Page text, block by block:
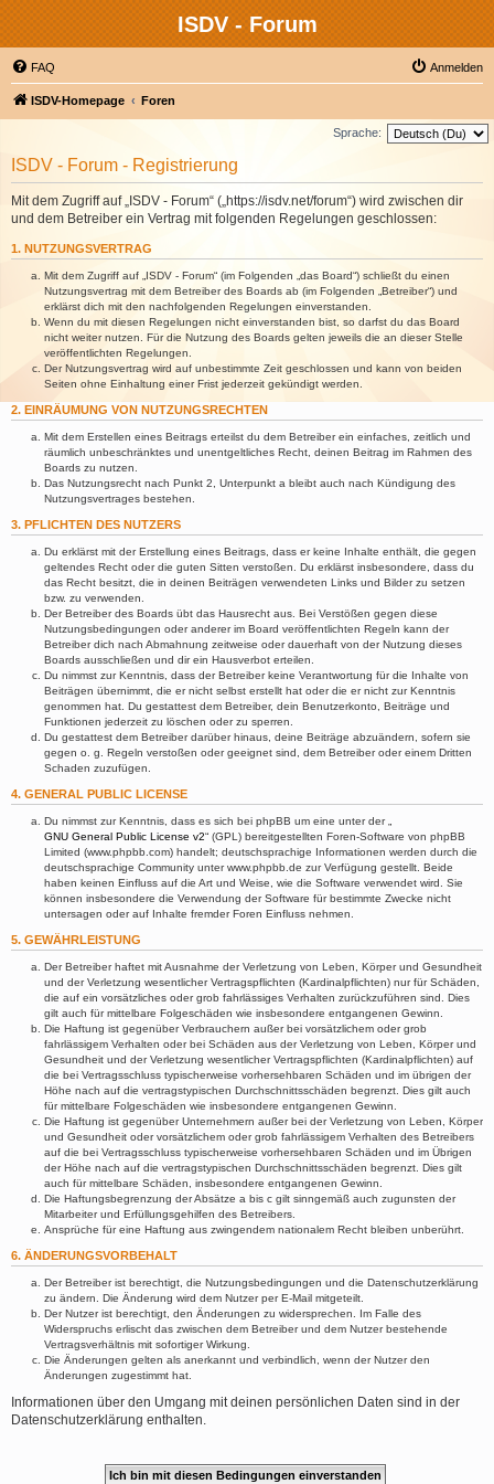
ISDV - Forum
FAQ Anmelden
ISDV-Homepage Foren
Sprache:
ISDV - Forum - Registrierung
Mit dem Zugriff auf „ISDV - Forum“ („https://isdv.net/forum“) wird zwischen dir
und dem Betreiber ein Vertrag mit folgenden Regelungen geschlossen:
1. NUTZUNGSVERTRAG
Mit dem Zugriff auf „ISDV - Forum“ (im Folgenden „das Board“) schließt du einen
Nutzungsvertrag mit dem Betreiber des Boards ab (im Folgenden „Betreiber“) und
erklärst dich mit den nachfolgenden Regelungen einverstanden.
Wenn du mit diesen Regelungen nicht einverstanden bist, so darfst du das Board
nicht weiter nutzen. Für die Nutzung des Boards gelten jeweils die an dieser Stelle
veröffentlichten Regelungen.
Der Nutzungsvertrag wird auf unbestimmte Zeit geschlossen und kann von beiden
Seiten ohne Einhaltung einer Frist jederzeit gekündigt werden.
2. EINRÄUMUNG VON NUTZUNGSRECHTEN
Mit dem Erstellen eines Beitrags erteilst du dem Betreiber ein einfaches, zeitlich und
räumlich unbeschränktes und unentgeltliches Recht, deinen Beitrag im Rahmen des
Boards zu nutzen.
Das Nutzungsrecht nach Punkt 2, Unterpunkt a bleibt auch nach Kündigung des
Nutzungsvertrages bestehen.
3. PFLICHTEN DES NUTZERS
Du erklärst mit der Erstellung eines Beitrags, dass er keine Inhalte enthält, die gegen
geltendes Recht oder die guten Sitten verstoßen. Du erklärst insbesondere, dass du
das Recht besitzt, die in deinen Beiträgen verwendeten Links und Bilder zu setzen
bzw. zu verwenden.
Der Betreiber des Boards übt das Hausrecht aus. Bei Verstößen gegen diese
Nutzungsbedingungen oder anderer im Board veröffentlichten Regeln kann der
Betreiber dich nach Abmahnung zeitweise oder dauerhaft von der Nutzung dieses
Boards ausschließen und dir ein Hausverbot erteilen.
Du nimmst zur Kenntnis, dass der Betreiber keine Verantwortung für die Inhalte von
Beiträgen übernimmt, die er nicht selbst erstellt hat oder die er nicht zur Kenntnis
genommen hat. Du gestattest dem Betreiber, dein Benutzerkonto, Beiträge und
Funktionen jederzeit zu löschen oder zu sperren.
Du gestattest dem Betreiber darüber hinaus, deine Beiträge abzuändern, sofern sie
gegen o. g. Regeln verstoßen oder geeignet sind, dem Betreiber oder einem Dritten
Schaden zuzufügen.
4. GENERAL PUBLIC LICENSE
Du nimmst zur Kenntnis, dass es sich bei phpBB um eine unter der „
GNU General Public License v2“ (GPL) bereitgestellten Foren-Software von phpBB
Limited (www.phpbb.com) handelt; deutschsprachige Informationen werden durch die
deutschsprachige Community unter www.phpbb.de zur Verfügung gestellt. Beide
haben keinen Einfluss auf die Art und Weise, wie die Software verwendet wird. Sie
können insbesondere die Verwendung der Software für bestimmte Zwecke nicht
untersagen oder auf Inhalte fremder Foren Einfluss nehmen.
5. GEWÄHRLEISTUNG
Der Betreiber haftet mit Ausnahme der Verletzung von Leben, Körper und Gesundheit
und der Verletzung wesentlicher Vertragspflichten (Kardinalpflichten) nur für Schäden,
die auf ein vorsätzliches oder grob fahrlässiges Verhalten zurückzuführen sind. Dies
gilt auch für mittelbare Folgeschäden wie insbesondere entgangenen Gewinn.
Die Haftung ist gegenüber Verbrauchern außer bei vorsätzlichem oder grob
fahrlässigem Verhalten oder bei Schäden aus der Verletzung von Leben, Körper und
Gesundheit und der Verletzung wesentlicher Vertragspflichten (Kardinalpflichten) auf
die bei Vertragsschluss typischerweise vorhersehbaren Schäden und im übrigen der
Höhe nach auf die vertragstypischen Durchschnittsschäden begrenzt. Dies gilt auch
für mittelbare Folgeschäden wie insbesondere entgangenen Gewinn.
Die Haftung ist gegenüber Unternehmern außer bei der Verletzung von Leben, Körper
und Gesundheit oder vorsätzlichem oder grob fahrlässigem Verhalten des Betreibers
auf die bei Vertragsschluss typischerweise vorhersehbaren Schäden und im Übrigen
der Höhe nach auf die vertragstypischen Durchschnittsschäden begrenzt. Dies gilt
auch für mittelbare Schäden, insbesondere entgangenen Gewinn.
Die Haftungsbegrenzung der Absätze a bis c gilt sinngemäß auch zugunsten der
Mitarbeiter und Erfüllungsgehilfen des Betreibers.
Ansprüche für eine Haftung aus zwingendem nationalem Recht bleiben unberührt.
6. ÄNDERUNGSVORBEHALT
Der Betreiber ist berechtigt, die Nutzungsbedingungen und die Datenschutzerklärung
zu ändern. Die Änderung wird dem Nutzer per E-Mail mitgeteilt.
Der Nutzer ist berechtigt, den Änderungen zu widersprechen. Im Falle des
Widerspruchs erlischt das zwischen dem Betreiber und dem Nutzer bestehende
Vertragsverhältnis mit sofortiger Wirkung.
Die Änderungen gelten als anerkannt und verbindlich, wenn der Nutzer den
Änderungen zugestimmt hat.
Informationen über den Umgang mit deinen persönlichen Daten sind in der
Datenschutzerklärung enthalten.